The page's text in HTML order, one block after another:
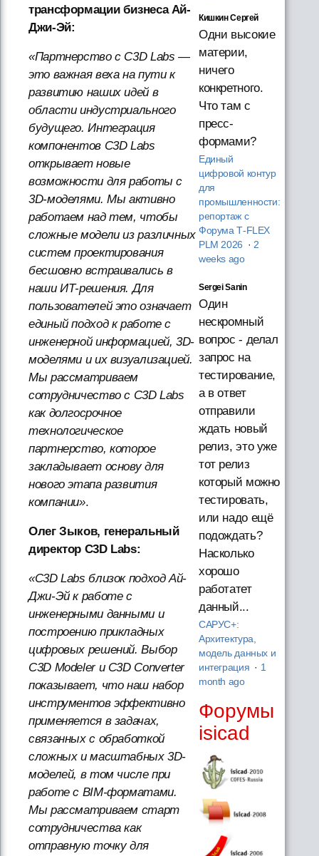
трансформации бизнеса Ай-
Джи-Эй:
«Партнерство с C3D Labs —
это важная веха на пути к
развитию наших идей в
области индустриального
будущего. Интеграция
компонентов C3D Labs
открывает новые
возможности для работы с
3D-моделями. Мы активно
работаем над тем, чтобы
сложные модели из различных
систем проектирования
бесшовно встраивались в
наши ИТ-решения. Для
пользователей это означает
единый подход к работе с
инженерной информацией, 3D-
моделями и их визуализацией.
Мы рассматриваем
сотрудничество с C3D Labs
как долгосрочное
технологическое
партнерство, которое
закладывает основу для
нового этапа развития
компании».
Олег Зыков, генеральный
директор C3D Labs:
«C3D Labs близок подход Ай-
Джи-Эй к работе с
инженерными данными и
построению прикладных
цифровых решений. Выбор
C3D Modeler и C3D Converter
показывает, что наш набор
инструментов эффективно
применяется в задачах,
связанных с обработкой
сложных и масштабных 3D-
моделей, в том числе при
работе с BIM-форматами.
Мы рассматриваем старт
сотрудничества как
отправную точку для
Кишкин Сергей
Одни высокие
материи,
ничего
конкретного.
Что там с
пресс-
формами?
Единый
цифровой контур
для
промышленности:
репортаж с
Форума T‑FLEX
PLM 2026 · 2
weeks ago
Sergei Sanin
Один
нескромный
вопрос - делал
запрос на
тестирование,
а в ответ
отправили
ждать новый
релиз, это уже
тот релиз
который можно
тестировать,
или надо ещё
подождать?
Насколько
хорошо
работатет
данный...
САРУС+:
Архитектура,
модель данных и
интеграция · 1
month ago
Форумы
isicad